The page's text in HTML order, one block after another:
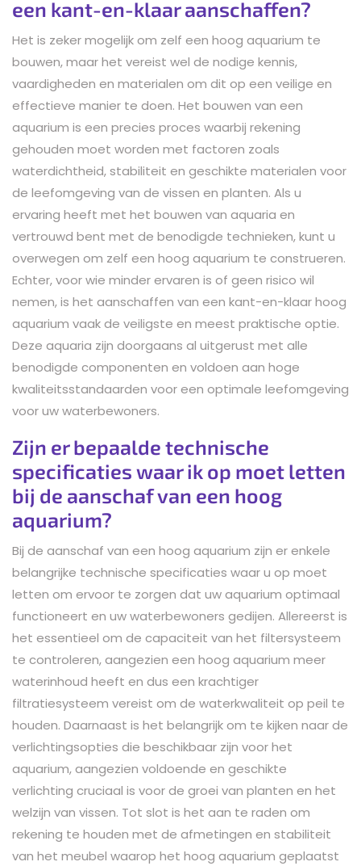
een kant-en-klaar aanschaffen?
Het is zeker mogelijk om zelf een hoog aquarium te
bouwen, maar het vereist wel de nodige kennis,
vaardigheden en materialen om dit op een veilige en
effectieve manier te doen. Het bouwen van een
aquarium is een precies proces waarbij rekening
gehouden moet worden met factoren zoals
waterdichtheid, stabiliteit en geschikte materialen voor
de leefomgeving van de vissen en planten. Als u
ervaring heeft met het bouwen van aquaria en
vertrouwd bent met de benodigde technieken, kunt u
overwegen om zelf een hoog aquarium te construeren.
Echter, voor wie minder ervaren is of geen risico wil
nemen, is het aanschaffen van een kant-en-klaar hoog
aquarium vaak de veiligste en meest praktische optie.
Deze aquaria zijn doorgaans al uitgerust met alle
benodigde componenten en voldoen aan hoge
kwaliteitsstandaarden voor een optimale leefomgeving
voor uw waterbewoners.
Zijn er bepaalde technische
specificaties waar ik op moet letten
bij de aanschaf van een hoog
aquarium?
Bij de aanschaf van een hoog aquarium zijn er enkele
belangrijke technische specificaties waar u op moet
letten om ervoor te zorgen dat uw aquarium optimaal
functioneert en uw waterbewoners gedijen. Allereerst is
het essentieel om de capaciteit van het filtersysteem
te controleren, aangezien een hoog aquarium meer
waterinhoud heeft en dus een krachtiger
filtratiesysteem vereist om de waterkwaliteit op peil te
houden. Daarnaast is het belangrijk om te kijken naar de
verlichtingsopties die beschikbaar zijn voor het
aquarium, aangezien voldoende en geschikte
verlichting cruciaal is voor de groei van planten en het
welzijn van vissen. Tot slot is het aan te raden om
rekening te houden met de afmetingen en stabiliteit
van het meubel waarop het hoog aquarium geplaatst